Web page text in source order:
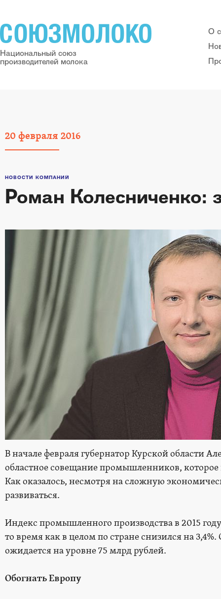
Национальный союз
производителей молока
О
20 февраля 2016
НОВОСТИ КОМПАНИЙ
Роман Колесниченко:
В начале февраля губернатор Курской области
областное совещание промышленников,
Как оказалось, несмотря на сложную
развиваться.
Индекс промышленного производства в 2015
то время как в целом по стране снизился на
ожидается на уровне 75 млрд рублей.
Обогнать Европу